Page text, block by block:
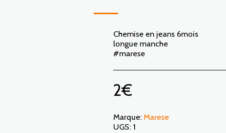
Chemise en jeans 6mois
longue manche
#marese
2€
Marque: Marese
UGS: 1